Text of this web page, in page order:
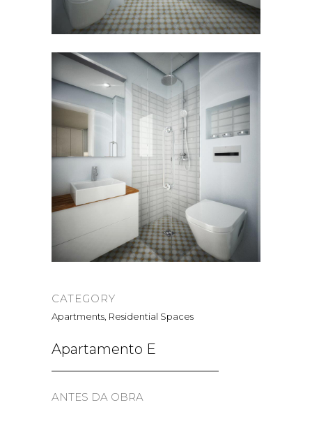
CATEGORY
Apartments, Residential Spaces
Apartamento E
ANTES DA OBRA